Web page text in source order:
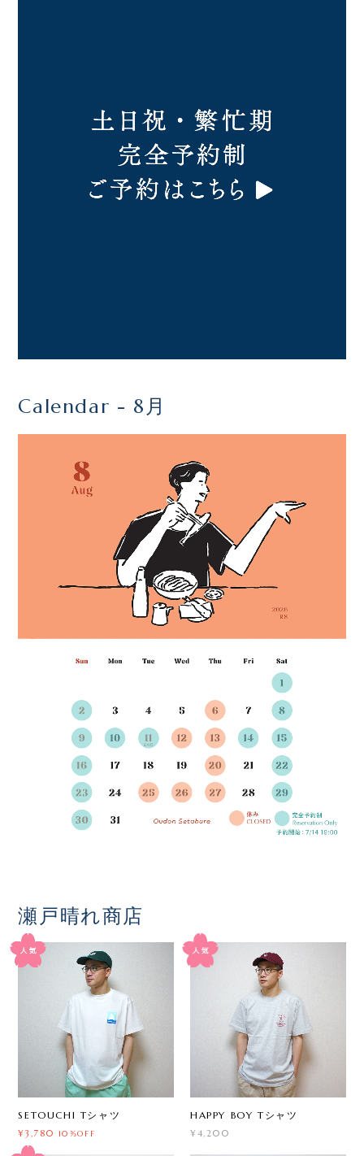
Calendar - 8月
瀬戸晴れ商店
SETOUCHI Tシャツ
¥3,780 10%OFF
HAPPY BOY Tシャツ
¥4,200